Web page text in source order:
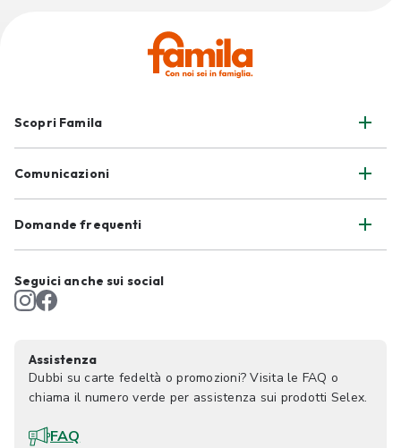
Scopri Famila
Comunicazioni
Domande frequenti
Seguici anche sui social
Assistenza
Dubbi su carte fedeltà o promozioni? Visita le FAQ o
chiama il numero verde per assistenza sui prodotti Selex.
FAQ